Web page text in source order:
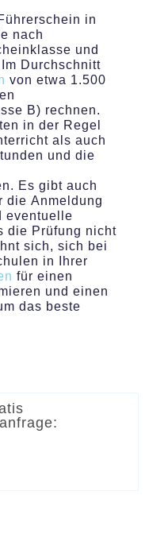
in
nach
und
Durchschnitt
von etwa 1.500
B) rechnen.
in der Regel
als auch
und die
Es gibt auch
die Anmeldung
eventuelle
die Prüfung nicht
in Ihrer
für einen
und einen
das beste